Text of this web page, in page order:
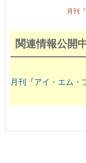
月刊
関連情報公開
月刊『アイ・エム・